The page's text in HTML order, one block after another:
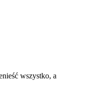
wszystko, a